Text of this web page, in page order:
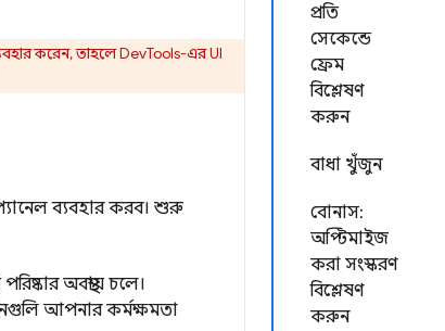
প্রতি
সেকেন্ডে
ফ্রেম
বিশ্লেষণ
করুন
বাধা খুঁজুন
বোনাস:
অপ্টিমাইজ
করা সংস্করণ
বিশ্লেষণ
করুন
করেন, তাহলে DevTools-এর UI
ব্যবহার করব। শুরু
অবস্থায় চলে।
আপনার কর্মক্ষমতা